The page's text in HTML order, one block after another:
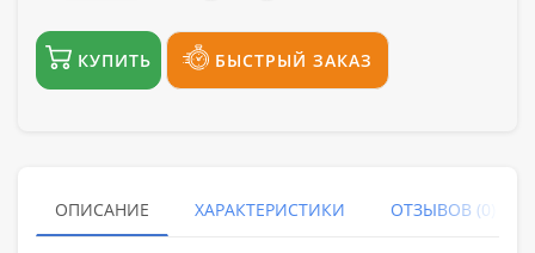
КУПИТЬ БЫСТРЫЙ ЗАКАЗ
ОПИСАНИЕ ХАРАКТЕРИСТИКИ ОТЗЫВОВ (0)